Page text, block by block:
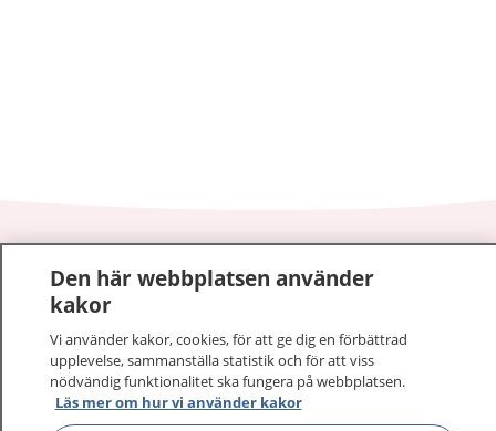
På 1177.se får du råd om hälsa och information om
sjukdomar och vilka mottagningar du kan kontakta.
Logga in för att läsa din journal och göra dina
vårdärenden. Ring telefonnummer 1177 för
sjukvårdsrådgivning dygnet runt.
Den här webbplatsen använder
kakor
Vi använder kakor, cookies, för att ge dig en förbättrad
upplevelse, sammanställa statistik och för att viss
nödvändig funktionalitet ska fungera på webbplatsen.
Läs mer om hur vi använder kakor